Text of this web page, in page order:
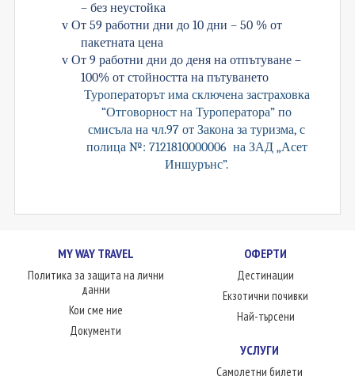
– без неустойка
v От 59 работни дни до 10 дни – 50 % от
пакетната цена
v От 9 работни дни до деня на отпътуване –
100% от стойността на пътуването
Туроператорът има сключена застраховка
“Отговорност на Туроператора” по
смисъла на чл.97 от Закона за туризма, с
полица №: 7121810000006 на ЗАД „Асет
Иншурънс”.
MY WAY TRAVEL
Политика за защита на лични
данни
Кои сме ние
Документи
ОФЕРТИ
Дестинации
Екзотични почивки
Най-търсени
УСЛУГИ
Самолетни билети